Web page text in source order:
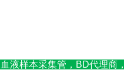
液样本采集管，BD代理商